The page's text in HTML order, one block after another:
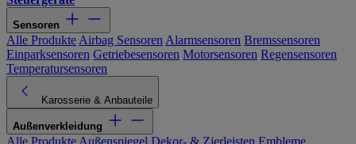
Sensoren
Alle Produkte Airbag Sensoren Alarmsensoren Bremssensoren
Einparksensoren Getriebesensoren Motorsensoren Regensensoren
Temperatursensoren
Karosserie & Anbauteile
Außenverkleidung
Alle Produkte Außenspiegel Dekor- & Zierleisten Embleme